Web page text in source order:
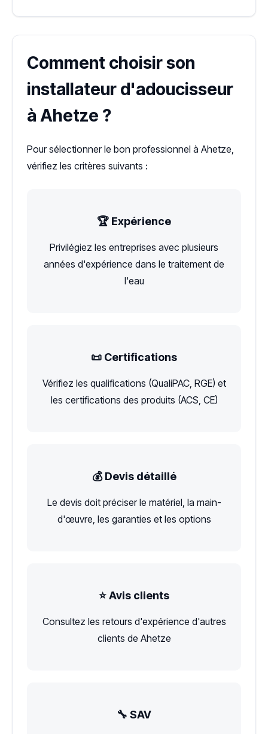
Comment choisir son
installateur d'adoucisseur
à Ahetze ?
Pour sélectionner le bon professionnel à Ahetze,
vérifiez les critères suivants :
🏆 Expérience
Privilégiez les entreprises avec plusieurs
années d'expérience dans le traitement de
l'eau
📜 Certifications
Vérifiez les qualifications (QualiPAC, RGE) et
les certifications des produits (ACS, CE)
💰 Devis détaillé
Le devis doit préciser le matériel, la main-
d'œuvre, les garanties et les options
⭐ Avis clients
Consultez les retours d'expérience d'autres
clients de Ahetze
🔧 SAV